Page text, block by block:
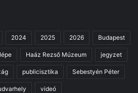
2024 2025 2026 Budapest
Haáz Rezső Múzeum jegyzet
publicisztika Sebestyén Péter
videó